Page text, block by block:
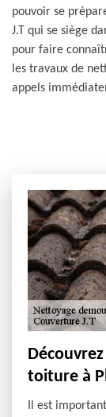
pouvoir se
J.T qui se siège
pour faire
les travaux de
appels
toiture à
Il est